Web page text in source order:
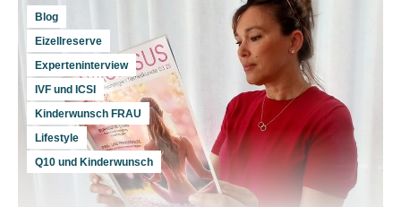
Blog
Eizellreserve
Experteninterview
IVF und ICSI
Kinderwunsch FRAU
Lifestyle
Q10 und Kinderwunsch